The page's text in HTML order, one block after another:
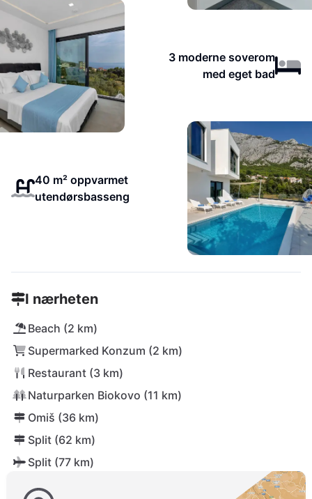
3 moderne soverom
med eget bad
40 m² oppvarmet
utendørsbasseng
I nærheten
Beach (2 km)
Supermarked Konzum (2 km)
Restaurant (3 km)
Naturparken Biokovo (11 km)
Omiš (36 km)
Split (62 km)
Split (77 km)